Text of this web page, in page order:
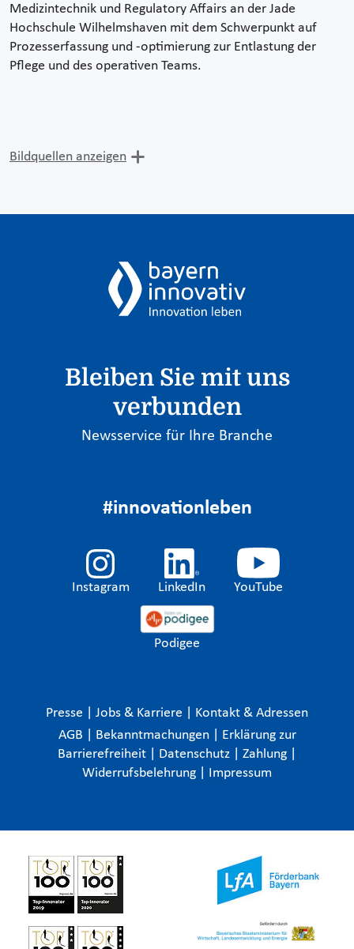
Medizintechnik und Regulatory Affairs an der Jade
Hochschule Wilhelmshaven mit dem Schwerpunkt auf
Prozesserfassung und -optimierung zur Entlastung der
Pflege und des operativen Teams.
Bildquellen anzeigen
Bleiben Sie mit uns
verbunden
Newsservice für Ihre Branche
#innovationleben
Instagram LinkedIn YouTube
Podigee
Presse Jobs & Karriere
Kontakt & Adressen
AGB
Bekanntmachungen
Erklärung zur
Barrierefreiheit
Datenschutz Zahlung
Widerrufsbelehrung
Impressum